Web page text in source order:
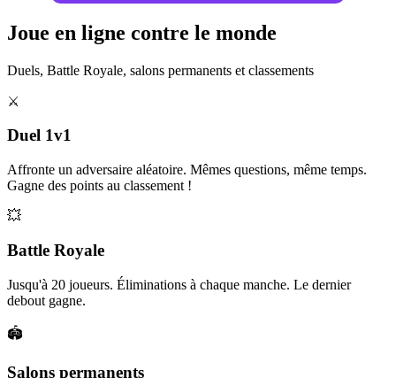
Joue en ligne contre le monde
Duels, Battle Royale, salons permanents et classements
⚔️
Duel 1v1
Affronte un adversaire aléatoire. Mêmes questions, même temps.
Gagne des points au classement !
💥
Battle Royale
Jusqu'à 20 joueurs. Éliminations à chaque manche. Le dernier
debout gagne.
🏟️
Salons permanents